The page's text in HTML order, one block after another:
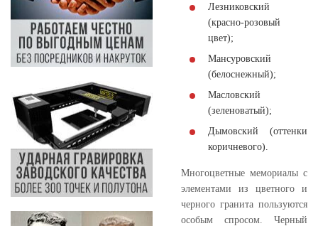
Лезниковский
(красно-розовый
цвет);
Мансуровский
(белоснежный);
Масловский
(зеленоватый);
Дымовский (оттенки
коричневого).
Многоцветные мемориалы с
элементами из цветного и
черного гранита пользуются
особым спросом. Черный